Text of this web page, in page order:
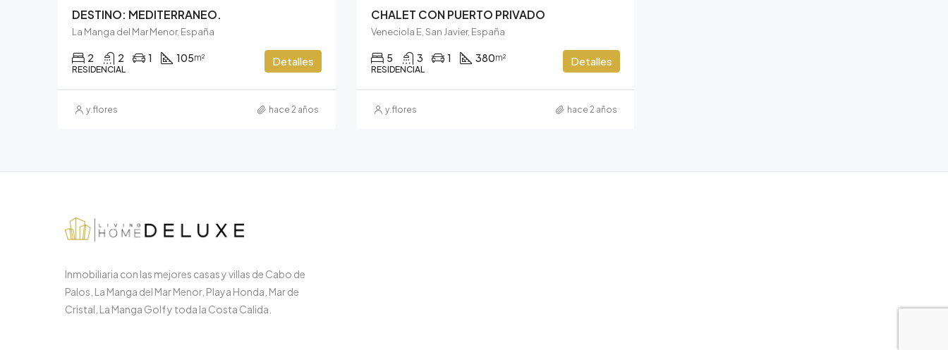
DESTINO: MEDITERRANEO.
La Manga del Mar Menor, España
2 2 1 105m²
RESIDENCIAL
Detalles
y.flores hace 2 años
CHALET CON PUERTO PRIVADO
Veneciola E, San Javier, España
5 3 1 380m²
RESIDENCIAL
Detalles
y.flores hace 2 años
Inmobiliaria con las mejores casas y villas de Cabo de
Palos, La Manga del Mar Menor, Playa Honda, Mar de
Cristal, La Manga Golf y toda la Costa Calida.